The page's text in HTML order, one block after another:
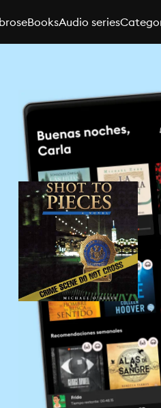
eBooksAudio series